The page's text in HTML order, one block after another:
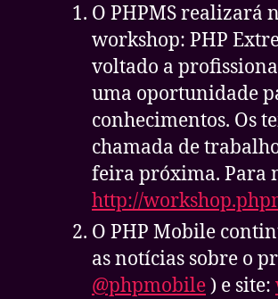
O PHPMS realizará
workshop: PHP
voltado a
uma oportunidade
conhecimentos. Os
chamada de
feira próxima. Para
http://
O PHP Mobile
as notícias sobre o
@phpmobile) e site: